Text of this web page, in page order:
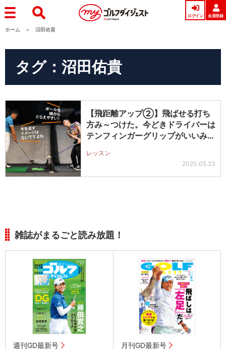
ログイン 会員登録
ホーム 沼田佑貴
タグ：沼田佑貴
【飛距離アップ②】飛ばせる打ち
方み～つけた。今どきドライバーは
テンフィンガーグリップがいいみた
レッスン
2020.05.23
雑誌がまるごと読み放題！
週刊GD最新号 月刊GD最新号